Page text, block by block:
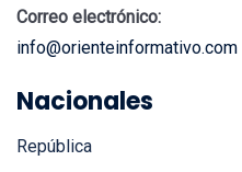
Correo electrónico:
info@orienteinformativo.com
Nacionales
República